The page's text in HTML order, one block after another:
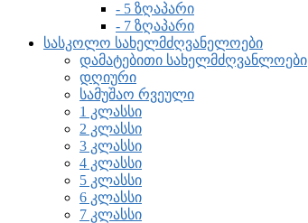
- 5 ზღაპარი
- 7 ზღაპარი
სასკოლო სახელმძღვანელოები
დამატებითი სახელმძღვანლოები
დღიური
სამუშაო რვეული
1 კლასსი
2 კლასსი
3 კლასსი
4 კლასსი
5 კლასსი
6 კლასსი
7 კლასსი